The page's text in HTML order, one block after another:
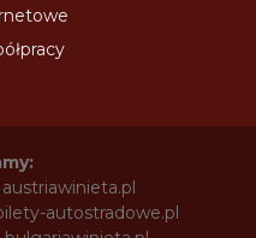
austriawinieta.pl
autostradowe.pl